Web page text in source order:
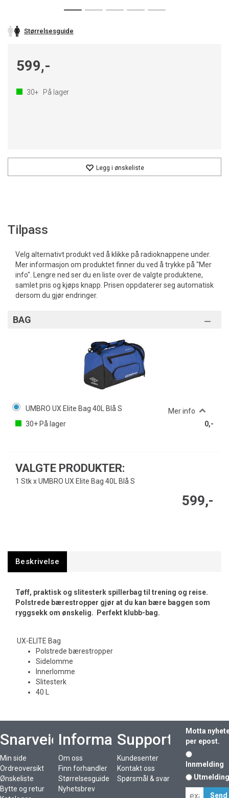
Størrelsesguide
599,-
30+ På lager
Legg i ønskeliste
Tilpass
Velg alternativt produkt ved å klikke på radioknappene under.
Mer informasjon om produktet finner du ved å trykke på "Mer
info". Lengre ned ser du en liste over de valgte produktene,
samlet pris og kjøps knapp. Prisen oppdaterer seg automatisk
dersom du gjør endringer.
BAG
UMBRO UX Elite Bag 40L Blå S
Mer info
30+ På lager 0,-
VALGTE PRODUKTER:
1 Stk x UMBRO UX Elite Bag 40L Blå S
599,-
Beskrivelse
Tøff, praktisk og slitesterk spillerbag til trening og reise.
Polstrede bærestropper gjør at du kan bære baggen som
ryggsekk om ønskelig. Perfekt klubb-bag.
UX-ELITE Bag
Polstrede bærestropper
Sidelomme
Innerlomme
Slitesterk
40 L
Snarveier
Min side
Ordreoversikt
Ønskeliste
Bytte og retur
Informasjon
Om oss
Finn forhandler
Størrelsesguide
Nyhetsbrev
Support
Kundesenter
Kontakt oss
Spørsmål & svar
Motta
per epost.
Innmelding